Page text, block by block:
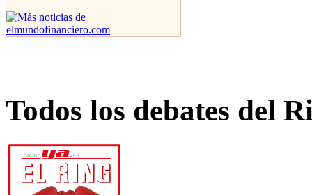
Todos los debates del